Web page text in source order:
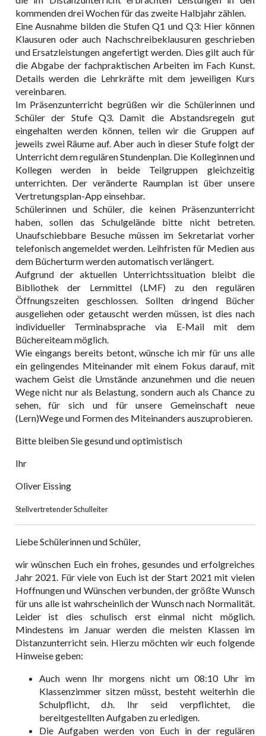
kommenden drei Wochen für das zweite Halbjahr zählen.
Eine Ausnahme bilden die Stufen Q1 und Q3: Hier können
Klausuren oder auch Nachschreibeklausuren geschrieben
und Ersatzleistungen angefertigt werden. Dies gilt auch für
die Abgabe der fachpraktischen Arbeiten im Fach Kunst.
Details werden die Lehrkräfte mit dem jeweiligen Kurs
vereinbaren.
Im Präsenzunterricht begrüßen wir die Schülerinnen und
Schüler der Stufe Q3. Damit die Abstandsregeln gut
eingehalten werden können, teilen wir die Gruppen auf
jeweils zwei Räume auf. Aber auch in dieser Stufe folgt der
Unterricht dem regulären Stundenplan. Die Kolleginnen und
Kollegen werden in beide Teilgruppen gleichzeitig
unterrichten. Der veränderte Raumplan ist über unsere
Vertretungsplan-App einsehbar.
Schülerinnen und Schüler, die keinen Präsenzunterricht
haben, sollen das Schulgelände bitte nicht betreten.
Unaufschiebbare Besuche müssen im Sekretariat vorher
telefonisch angemeldet werden. Leihfristen für Medien aus
dem Bücherturm werden automatisch verlängert.
Aufgrund der aktuellen Unterrichtssituation bleibt die
Bibliothek der Lernmittel (LMF) zu den regulären
Öffnungszeiten geschlossen. Sollten dringend Bücher
ausgeliehen oder getauscht werden müssen, ist dies nach
individueller Terminabsprache via E-Mail mit dem
Büchereiteam möglich.
Wie eingangs bereits betont, wünsche ich mir für uns alle
ein gelingendes Miteinander mit einem Fokus darauf, mit
wachem Geist die Umstände anzunehmen und die neuen
Wege nicht nur als Belastung, sondern auch als Chance zu
sehen, für sich und für unsere Gemeinschaft neue
(Lern)Wege und Formen des Miteinanders auszuprobieren.
Bitte bleiben Sie gesund und optimistisch
Ihr
Oliver Eissing
Stellvertretender Schulleiter
Liebe Schülerinnen und Schüler,
wir wünschen Euch ein frohes, gesundes und erfolgreiches
Jahr 2021. Für viele von Euch ist der Start 2021 mit vielen
Hoffnungen und Wünschen verbunden, der größte Wunsch
für uns alle ist wahrscheinlich der Wunsch nach Normalität.
Leider ist dies schulisch erst einmal nicht möglich.
Mindestens im Januar werden die meisten Klassen im
Distanzunterricht sein. Hierzu möchten wir euch folgende
Hinweise geben:
Auch wenn Ihr morgens nicht um 08:10 Uhr im
Klassenzimmer sitzen müsst, besteht weiterhin die
Schulpflicht, d.h. Ihr seid verpflichtet, die
bereitgestellten Aufgaben zu erledigen.
Die Aufgaben werden von Euch in der regulären